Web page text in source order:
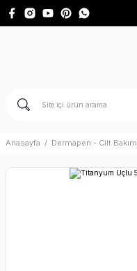
Anasayfa Dermapen - Cilt Bakım